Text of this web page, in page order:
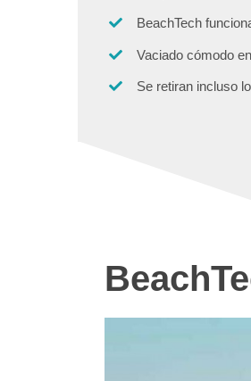
BeachTech
Vaciado cómodo
Se retiran incluso